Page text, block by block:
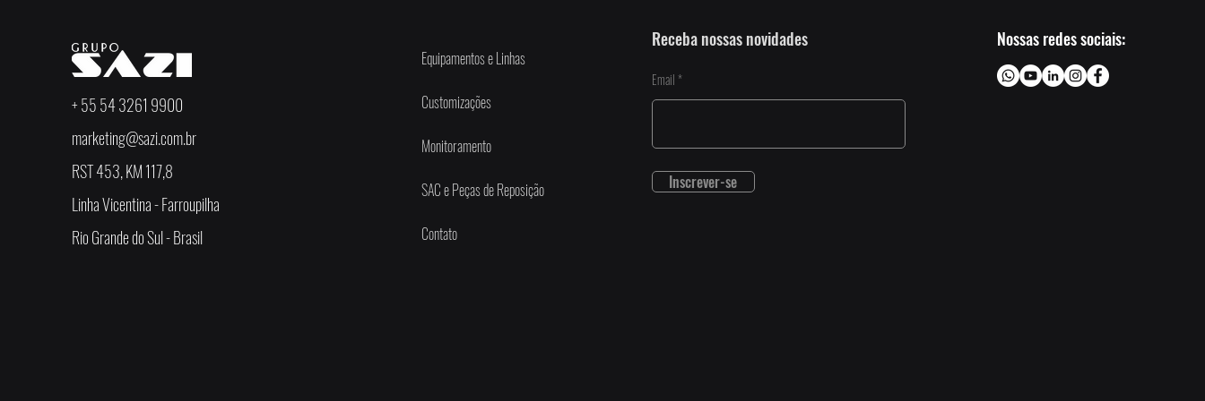
+ 55 54 3261 9900
marketing@sazi.com.br
RST 453, KM 117,8
Linha Vicentina - Farroupilha
Rio Grande do Sul - Brasil
Equipamentos e Linhas
Customizações
Monitoramento
SAC e Peças de Reposição
Contato
Receba nossas novidades
Email
Inscrever-se
Nossas redes sociais: